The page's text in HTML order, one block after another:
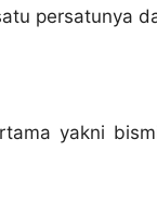
persatunya
yakni